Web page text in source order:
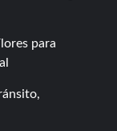
para